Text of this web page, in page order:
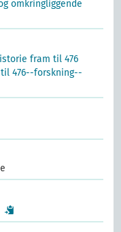
omkringliggende
fram til 476
476--forskning--